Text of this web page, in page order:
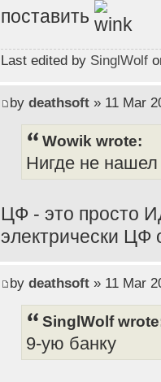
поставить
Last edited by SinglWolf
by deathsoft» 11 Mar
Wowik wrote:
Нигде не
ЦФ - это просто
электрически ЦФ
by deathsoft» 11 Mar
SinglWolf
9-ую банку